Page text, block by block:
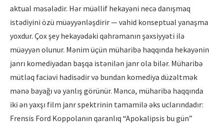
aktual məsələdir. Hər müəllif hekayəni necə danışmaq
istədiyini özü müəyyənləşdirir — vahid konseptual yanaşma
yoxdur. Çox şey hekayədəki qəhrəmanın şəxsiyyəti ilə
müəyyən olunur. Mənim üçün müharibə haqqında hekayənin
janrı komediyadan başqa istənilən janr ola bilər. Müharibə
mütləq faciəvi hadisədir və bundan komediya düzəltmək
mənə bayağı və yanlış görünür. Məncə, müharibə haqqında
iki ən yaxşı film janr spektrinin tamamilə əks uclarındadır:
Frensis Ford Koppolanın qaranlıq “Apokalipsis bu gün”